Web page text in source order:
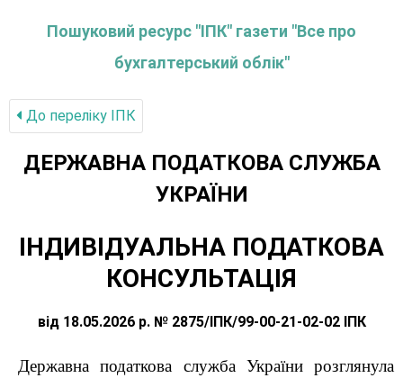
Пошуковий ресурс "ІПК" газети "Все про
бухгалтерський облік"
До переліку IПК
ДЕРЖАВНА ПОДАТКОВА СЛУЖБА
УКРАЇНИ
ІНДИВІДУАЛЬНА ПОДАТКОВА
КОНСУЛЬТАЦІЯ
від 18.05.2026 р. № 2875/ІПК/99-00-21-02-02 ІПК
Державна податкова служба України розглянула